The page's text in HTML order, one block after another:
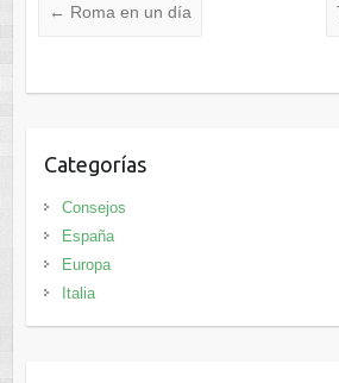
← Roma en un día
Categorías
Consejos
España
Europa
Italia